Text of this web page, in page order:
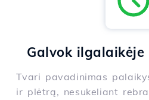
Galvok ilgalaikėje
Tvari pavadinimas
ir plėtrą, nesukeliant